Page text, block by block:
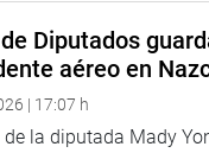
Diputados
aéreo en
| 17:07 h
la diputada Mady